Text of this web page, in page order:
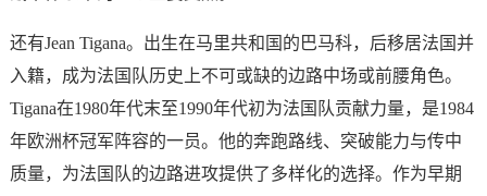
还有Jean Tigana。出生在马里共和国的巴马科，后移居法国并
入籍，成为法国队历史上不可或缺的边路中场或前腰角色。
Tigana在1980年代末至1990年代初为法国队贡献力量，是1984
年欧洲杯冠军阵容的一员。他的奔跑路线、突破能力与传中
质量，为法国队的边路进攻提供了多样化的选择。作为早期